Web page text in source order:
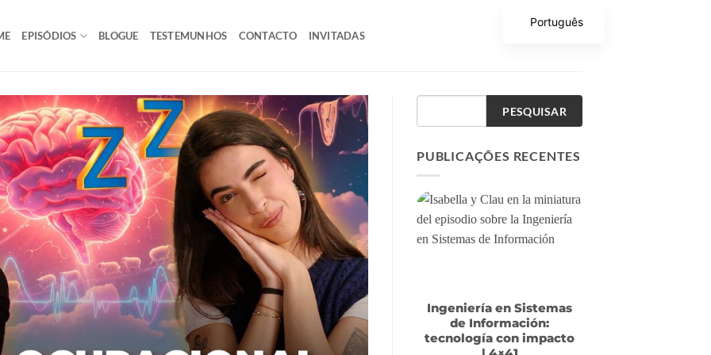
EPISÓDIOS BLOGUE TESTEMUNHOS CONTACTO INVITADAS
PESQUISAR
PUBLICAÇÕES RECENTES
Ingeniería en Sistemas
de Información:
tecnología con impacto
Português